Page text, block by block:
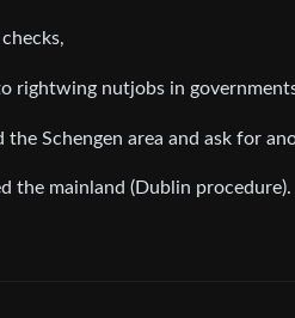
rightwing nutjobs in
Schengen area and ask for
the mainland (Dublin procedure).